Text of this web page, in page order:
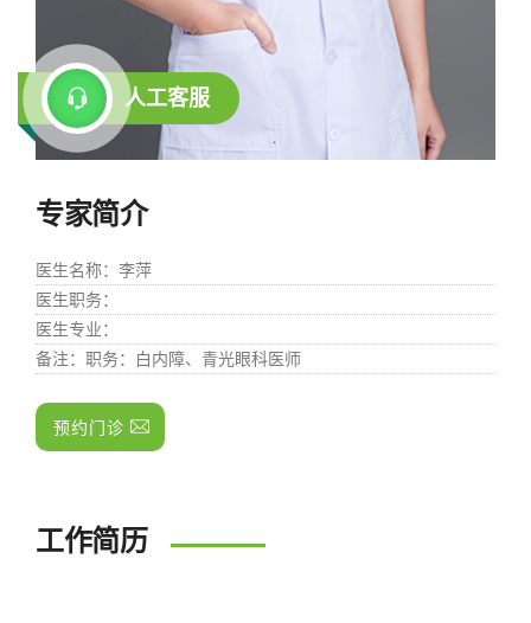
人工客服
专家简介
医生名称：李萍
医生职务：
医生专业：
备注：职务：白内障、青光眼科医师
预约门诊
工作简历